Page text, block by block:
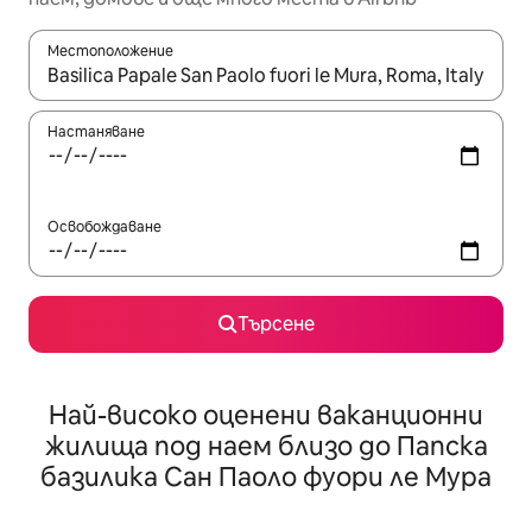
Местоположение
Когато резултатите се покажат, използвайте
Настаняване
Освобождаване
Търсене
Най-високо оценени ваканционни
жилища под наем близо до Папска
базилика Сан Паоло фуори ле Мура